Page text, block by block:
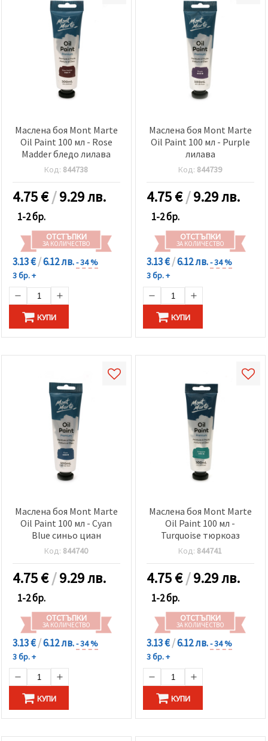
Маслена боя Mont Marte
Oil Paint 100 мл - Rose
Madder бледо лилава
Код: 844738
4.75€/9.29 лв.
1-2 бр.
ОТСТЪПКИ
ЗА КОЛИЧЕСТВО
3.13 €/6.12 лв.- 34 %
3 бр. +
КУПИ
Маслена боя Mont Marte
Oil Paint 100 мл - Purple
лилава
Код: 844739
4.75€/9.29 лв.
1-2 бр.
ОТСТЪПКИ
ЗА КОЛИЧЕСТВО
3.13 €/6.12 лв.- 34 %
3 бр. +
КУПИ
Маслена боя Mont Marte
Oil Paint 100 мл - Cyan
Blue синьо циан
Код: 844740
4.75€/9.29 лв.
1-2 бр.
ОТСТЪПКИ
ЗА КОЛИЧЕСТВО
3.13 €/6.12 лв.- 34 %
3 бр. +
КУПИ
Маслена боя Mont Marte
Oil Paint 100 мл -
Turquoise тюркоаз
Код: 844741
4.75€/9.29 лв.
1-2 бр.
ОТСТЪПКИ
ЗА КОЛИЧЕСТВО
3.13 €/6.12 лв.- 34 %
3 бр. +
КУПИ